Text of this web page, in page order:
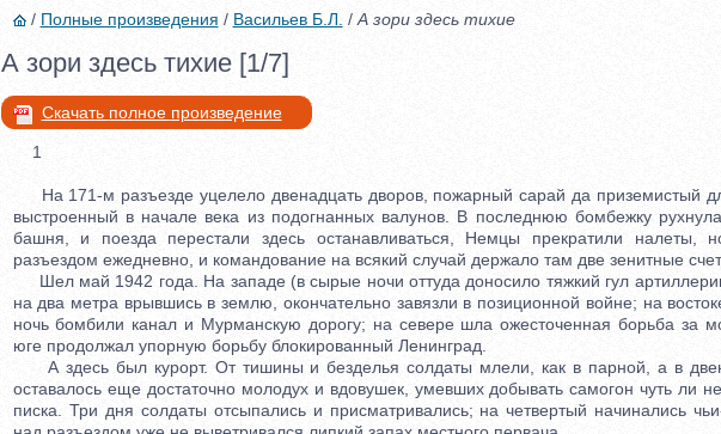
/ Полные произведения / Васильев Б.Л. / А зори здесь тихие
А зори здесь тихие [1/7]
Скачать полное произведение
1
На 171-м разъезде уцелело двенадцать дворов, пожарный сарай да приземистый
выстроенный в начале века из подогнанных валунов. В последнюю бомбежку
башня, и поезда перестали здесь останавливаться, Немцы прекратили налеты,
разъездом ежедневно, и командование на всякий случай держало там две зенитные
Шел май 1942 года. На западе (в сырые ночи оттуда доносило тяжкий гул
на два метра врывшись в землю, окончательно завязли в позиционной войне; на
ночь бомбили канал и Мурманскую дорогу; на севере шла ожесточенная борьба за
юге продолжал упорную борьбу блокированный Ленинград.
А здесь был курорт. От тишины и безделья солдаты млели, как в парной, а в
оставалось еще достаточно молодух и вдовушек, умевших добывать самогон чуть ли
писка. Три дня солдаты отсыпались и присматривались; на четвертый начинались